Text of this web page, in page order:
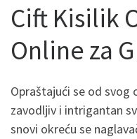
Cift Kisilik
Online za
Opraštajući se od svog
zavodljiv i intrigantan
snovi okreću se